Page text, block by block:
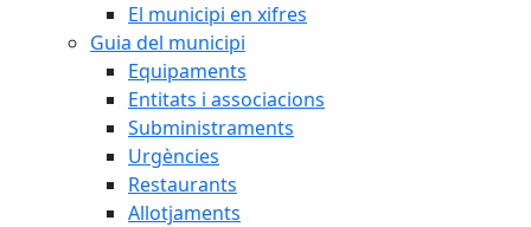
El municipi en xifres
Guia del municipi
Equipaments
Entitats i associacions
Subministraments
Urgències
Restaurants
Allotjaments